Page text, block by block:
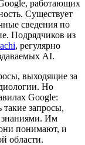
работающих
Существует
сведения по
Подрядчиков из
, регулярно
AI.
выходящие за
Но
Google:
такие запросы,
знаниями. Им
они понимают, и
области.